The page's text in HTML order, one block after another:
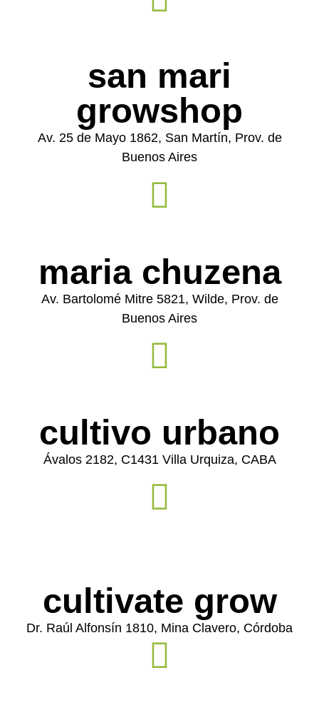
san mari
growshop
Av. 25 de Mayo 1862, San Martín, Prov. de
Buenos Aires
maria chuzena
Av. Bartolomé Mitre 5821, Wilde, Prov. de
Buenos Aires
cultivo urbano
Ávalos 2182, C1431 Villa Urquiza, CABA
cultivate grow
Dr. Raúl Alfonsín 1810, Mina Clavero, Córdoba